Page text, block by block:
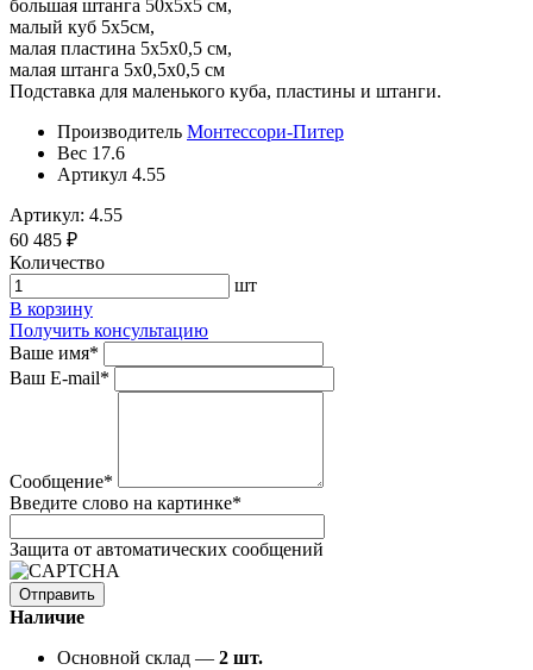
большая штанга 50х5х5 см,
малый куб 5х5см,
малая пластина 5х5х0,5 см,
малая штанга 5х0,5х0,5 см
Подставка для маленького куба, пластины и штанги.
Производитель Монтессори-Питер
Вес 17.6
Артикул 4.55
Артикул: 4.55
60 485 ₽
Количество
шт
В корзину
Получить консультацию
Ваше имя*
Ваш E-mail*
Сообщение*
Введите слово на картинке*
Защита от автоматических сообщений
Наличие
Основной склад — 2 шт.